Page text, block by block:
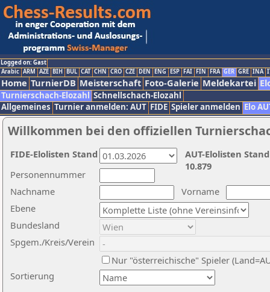
Logged on: Gast
Arabic ARM AZE BIH BUL CAT CHN CRO CZE DEN ENG ESP FAI FIN FRA GER GRE INA
Home TurnierDB Meisterschaft Foto-Galerie Meldekartei
Turnierschach-Elozahl Schnellschach-Elozahl
Allgemeines Turnier anmelden: AUT FIDE Spieler anmelden Elo
Willkommen bei den offiziellen
Nachname
Vorname
Ebene
Sortierung
Personennummer
Bundesland
Spgem./Kreis/Verein
Nur "österreichische" Spieler
AUT-Elolisten
10.879
FIDE-Elolisten Stand